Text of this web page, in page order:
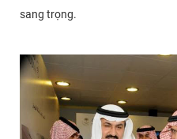
sang trọng.